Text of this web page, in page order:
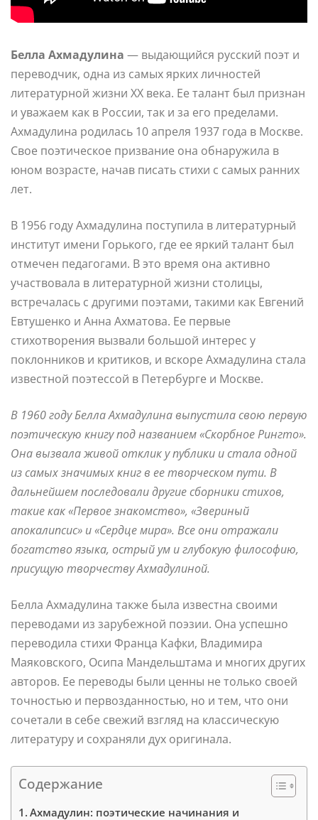
Белла Ахмадулина — выдающийся русский поэт и
переводчик, одна из самых ярких личностей
литературной жизни XX века. Ее талант был признан
и уважаем как в России, так и за его пределами.
Ахмадулина родилась 10 апреля 1937 года в Москве.
Свое поэтическое призвание она обнаружила в
юном возрасте, начав писать стихи с самых ранних
лет.
В 1956 году Ахмадулина поступила в литературный
институт имени Горького, где ее яркий талант был
отмечен педагогами. В это время она активно
участвовала в литературной жизни столицы,
встречалась с другими поэтами, такими как Евгений
Евтушенко и Анна Ахматова. Ее первые
стихотворения вызвали большой интерес у
поклонников и критиков, и вскоре Ахмадулина стала
известной поэтессой в Петербурге и Москве.
В 1960 году Белла Ахмадулина выпустила свою первую
поэтическую книгу под названием «Скорбное Рингто».
Она вызвала живой отклик у публики и стала одной
из самых значимых книг в ее творческом пути. В
дальнейшем последовали другие сборники стихов,
такие как «Первое знакомство», «Звериный
апокалипсис» и «Сердце мира». Все они отражали
богатство языка, острый ум и глубокую философию,
присущую творчеству Ахмадулиной.
Белла Ахмадулина также была известна своими
переводами из зарубежной поэзии. Она успешно
переводила стихи Франца Кафки, Владимира
Маяковского, Осипа Мандельштама и многих других
авторов. Ее переводы были ценны не только своей
точностью и первозданностью, но и тем, что они
сочетали в себе свежий взгляд на классическую
литературу и сохраняли дух оригинала.
Содержание
Ахмадулин: поэтические начинания и